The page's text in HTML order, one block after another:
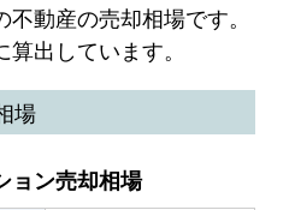
動産の売却相場です。
出しています。
場
ョン売却相場